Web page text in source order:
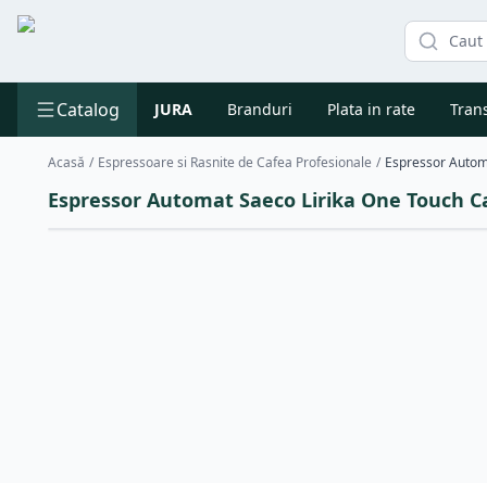
Catalog JURA Branduri Plata in rate
Acasă / Espressoare si Rasnite de Cafea Profesionale /
Espressor Automat Saeco Lirika One Touch